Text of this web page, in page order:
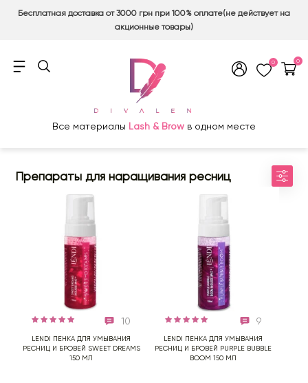
Бесплатная доставка от 3000 грн при 100% оплате(не действует на
акционные товары)
0 0
Все материалы Lash & Brow в одном месте
Препараты для наращивания ресниц
10
LENDI ПЕНКА ДЛЯ УМЫВАНИЯ
РЕСНИЦ И БРОВЕЙ SWEET DREAMS
150 МЛ
9
LENDI ПЕНКА ДЛЯ УМЫВАНИЯ
РЕСНИЦ И БРОВЕЙ PURPLE BUBBLE
BOOM 150 МЛ